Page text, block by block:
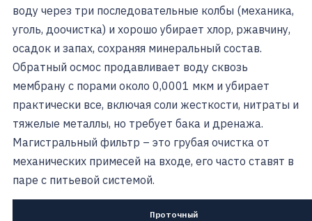
воду через три последовательные колбы (механика,
уголь, доочистка) и хорошо убирает хлор, ржавчину,
осадок и запах, сохраняя минеральный состав.
Обратный осмос продавливает воду сквозь
мембрану с порами около 0,0001 мкм и убирает
практически все, включая соли жесткости, нитраты и
тяжелые металлы, но требует бака и дренажа.
Магистральный фильтр – это грубая очистка от
механических примесей на входе, его часто ставят в
паре с питьевой системой.
Проточный